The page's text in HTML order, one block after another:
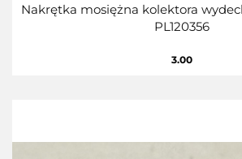
Nakrętka mosiężna kolektora
PL120356
3.00